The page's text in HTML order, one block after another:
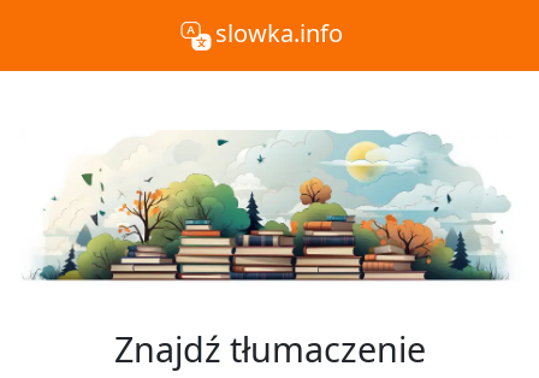
slowka.info
Znajdź tłumaczenie